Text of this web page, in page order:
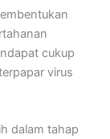
cukup
virus
dalam tahap